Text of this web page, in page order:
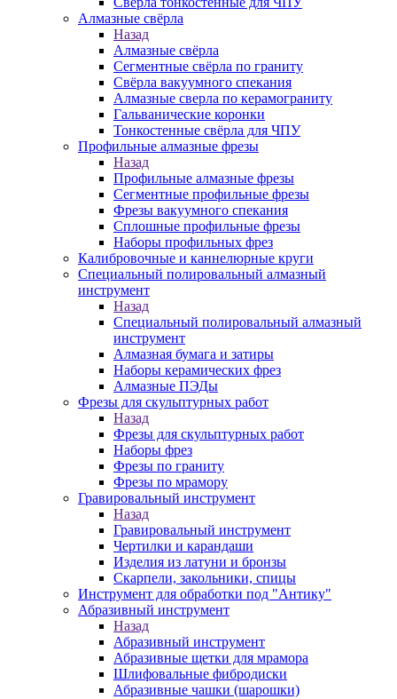
Алмазные свёрла
Назад
Алмазные свёрла
Сегментные свёрла по граниту
Свёрла вакуумного спекания
Алмазные сверла по керамограниту
Гальванические коронки
Тонкостенные свёрла для ЧПУ
Профильные алмазные фрезы
Назад
Профильные алмазные фрезы
Сегментные профильные фрезы
Фрезы вакуумного спекания
Сплошные профильные фрезы
Наборы профильных фрез
Калибровочные и каннелюрные круги
Специальный полировальный алмазный
инструмент
Назад
Специальный полировальный алмазный
инструмент
Алмазная бумага и затиры
Наборы керамических фрез
Алмазные ПЭДы
Фрезы для скульптурных работ
Назад
Фрезы для скульптурных работ
Наборы фрез
Фрезы по граниту
Фрезы по мрамору
Гравировальный инструмент
Назад
Гравировальный инструмент
Чертилки и карандаши
Изделия из латуни и бронзы
Скарпели, закольники, спицы
Инструмент для обработки под "Антику"
Абразивный инструмент
Назад
Абразивный инструмент
Абразивные щетки для мрамора
Шлифовальные фибродиски
Абразивные чашки (шарошки)